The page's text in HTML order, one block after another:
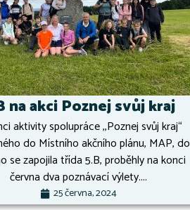
na akci Poznej svůj kraj
aktivity spolupráce ,,Poznej svůj kraj“
do Místního akčního plánu, MAP, do
se zapojila třída 5.B, proběhly na konci
června dva poznávací výlety....
25 června, 2024